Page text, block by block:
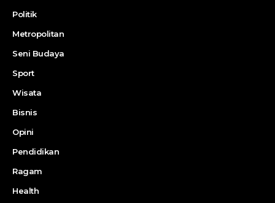
Politik
Metropolitan
Seni Budaya
Sport
Wisata
Bisnis
Opini
Pendidikan
Ragam
Health